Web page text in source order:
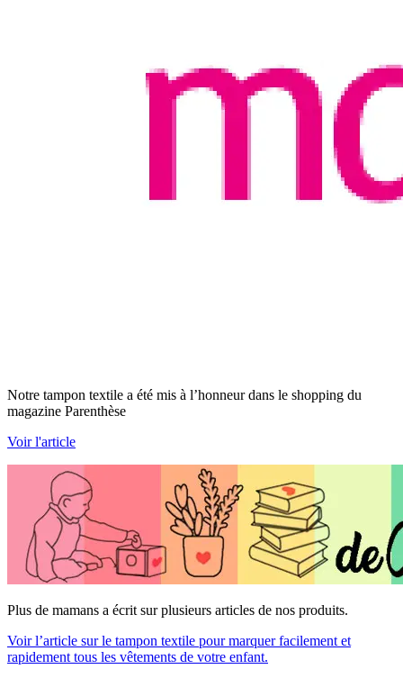
Notre tampon textile a été mis à l’honneur dans le shopping du
magazine Parenthèse
Voir l'article
Plus de mamans a écrit sur plusieurs articles de nos produits.
Voir l’article sur le tampon textile pour marquer facilement et
rapidement tous les vêtements de votre enfant.